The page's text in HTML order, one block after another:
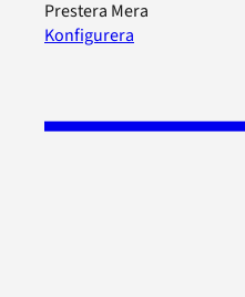
Prestera Mera
Konfigurera